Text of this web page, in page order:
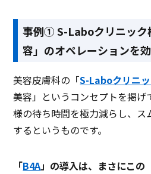
事例① S-Laboクリニック
容」のオペレーションを
美容皮膚科の「S-Laboクリニ
美容」というコンセプトを掲げ
様の待ち時間を極力減らし、ス
するというものです。
「B4A」の導入は、まさにこの